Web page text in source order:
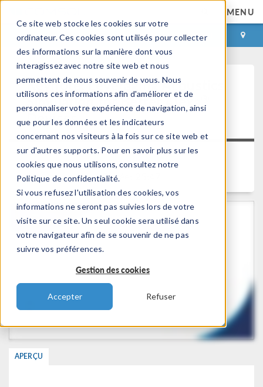
Ce site web stocke les cookies sur votre
ordinateur. Ces cookies sont utilisés pour collecter
des informations sur la manière dont vous
interagissez avec notre site web et nous
permettent de nous souvenir de vous. Nous
utilisons ces informations afin d'améliorer et de
personnaliser votre expérience de navigation, ainsi
que pour les données et les indicateurs
concernant nos visiteurs à la fois sur ce site web et
sur d'autres supports. Pour en savoir plus sur les
cookies que nous utilisons, consultez notre
Politique de confidentialité.
Si vous refusez l'utilisation des cookies, vos
informations ne seront pas suivies lors de votre
visite sur ce site. Un seul cookie sera utilisé dans
votre navigateur afin de se souvenir de ne pas
suivre vos préférences.
Gestion des cookies
Accepter Refuser
MENU
CONNEXION CONTACT
Keynote: Leveraging Acoustics
Simulation for Better Alexa
Devices
Retour aux videos
Durée: 25:47
APERÇU